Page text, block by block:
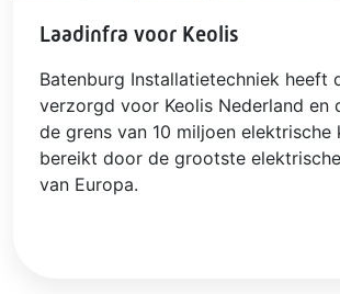
Laadinfra voor Keolis
Batenburg Installatietechniek heeft
verzorgd voor Keolis Nederland en
de grens van 10 miljoen elektrische
bereikt door de grootste
van Europa.